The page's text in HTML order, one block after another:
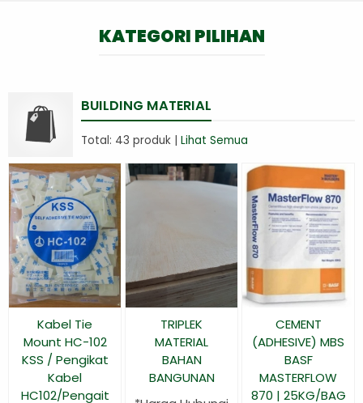
KATEGORI PILIHAN
BUILDING MATERIAL
Total: 43 produk | Lihat Semua
Kabel Tie
Mount HC-102
KSS / Pengikat
Kabel
HC102/Pengait
TRIPLEK
MATERIAL
BAHAN
BANGUNAN
CEMENT
(ADHESIVE) MBS
BASF
MASTERFLOW
870 | 25KG/BAG